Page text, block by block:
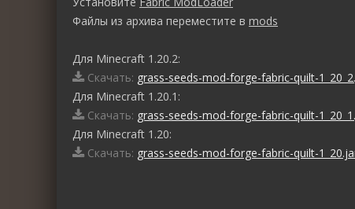
Файлы из архива переместите в mods
Для Minecraft 1.20.2:
Скачать: grass-seeds-mod-forge-fabric-quilt-
Для Minecraft 1.20.1:
Скачать: grass-seeds-mod-forge-fabric-quilt-
Для Minecraft 1.20:
Скачать: grass-seeds-mod-forge-fabric-quilt-